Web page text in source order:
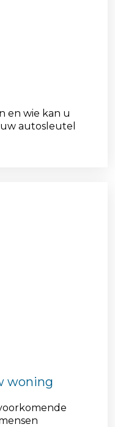
en wie kan u
autosleutel
woning